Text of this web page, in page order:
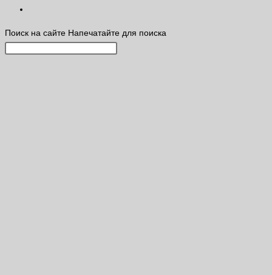
Поиск на сайте Напечатайте для поиска